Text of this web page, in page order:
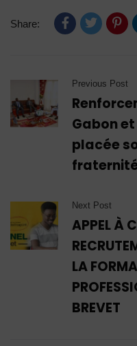
Share:
Previous Post
Gabon et
placée
Next Post
APPEL À
LA
BREVET